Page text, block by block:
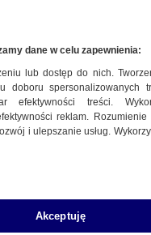
dane w celu zapewnienia:
lub dostęp do nich.
doboru spersonalizowanych
efektywności treści.
reklam.
i ulepszanie usług.
Akceptuję